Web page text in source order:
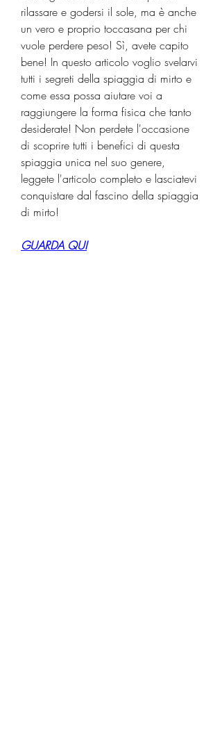
rilassare e godersi il sole, ma è anche
un vero e proprio toccasana per chi
vuole perdere peso! Sì, avete capito
bene! In questo articolo voglio svelarvi
tutti i segreti della spiaggia di mirto e
come essa possa aiutare voi a
raggiungere la forma fisica che tanto
desiderate! Non perdete l'occasione
di scoprire tutti i benefici di questa
spiaggia unica nel suo genere,
leggete l'articolo completo e lasciatevi
conquistare dal fascino della spiaggia
di mirto!
GUARDA QUI